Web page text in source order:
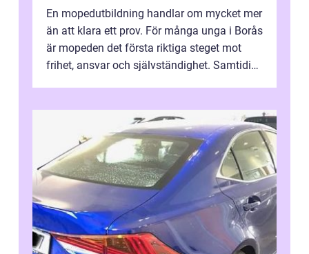
En mopedutbildning handlar om mycket mer
än att klara ett prov. För många unga i Borås
är mopeden det första riktiga steget mot
frihet, ansvar och självständighet. Samtidigt